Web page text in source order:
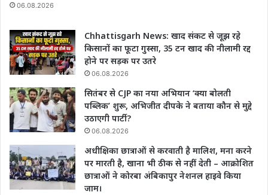
06.08.2026
Chhattisgarh News: खाद संकट से जूझ रहे
किसानों का फूटा गुस्सा, 35 टन खाद की नीलामी रद्द
होने पर सड़क पर उतरे
06.08.2026
सितंबर से CJP का नया अभियान ‘क्या बोलती
पब्लिक’ शुरू, अभिजीत दीपके ने बताया कौन से मुद्दे
उठाएगी पार्टी?
06.08.2026
अधीक्षिका छात्राओं से करवाती है मालिश, मना करने
पर मारती है, खाना भी ठीक से नहीं देती – आक्रोशित
छात्राओं ने कोरबा अंबिकापुर नेशनल हाइवे किया
जाम।